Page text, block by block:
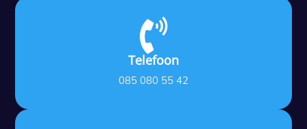

Telefoon
085 080 55 42